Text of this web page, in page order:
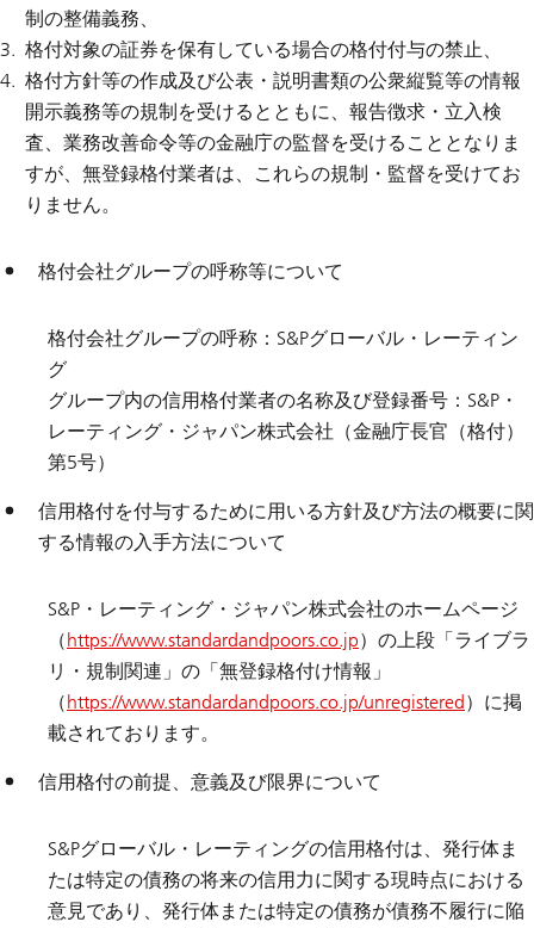
制の整備義務、
格付対象の証券を保有している場合の格付付与の禁止、
格付方針等の作成及び公表・説明書類の公衆縦覧等の情報
開示義務等の規制を受けるとともに、報告徴求・立入検
査、業務改善命令等の金融庁の監督を受けることとなりま
すが、無登録格付業者は、これらの規制・監督を受けてお
りません。
格付会社グループの呼称等について
格付会社グループの呼称：S&Pグローバル・レーティン
グ
グループ内の信用格付業者の名称及び登録番号：S&P・
レーティング・ジャパン株式会社（金融庁長官（格付）
第5号）
信用格付を付与するために用いる方針及び方法の概要に関
する情報の入手方法について
S&P・レーティング・ジャパン株式会社のホームページ
（https://www.standardandpoors.co.jp）の上段「ライブラ
リ・規制関連」の「無登録格付け情報」
（https://www.standardandpoors.co.jp/unregistered）に掲
載されております。
信用格付の前提、意義及び限界について
S&Pグローバル・レーティングの信用格付は、発行体ま
たは特定の債務の将来の信用力に関する現時点における
意見であり、発行体または特定の債務が債務不履行に陥